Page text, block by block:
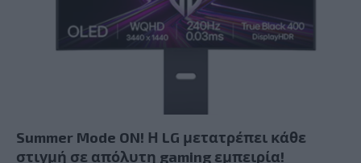
Summer Mode ON! Η LG μετατρέπει κάθε
στιγμή σε απόλυτη gaming εμπειρία!